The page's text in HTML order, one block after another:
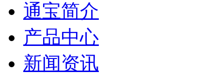
通宝简介
产品中心
新闻资讯